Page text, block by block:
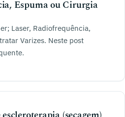
Espuma ou Cirurgia
Laser, Radiofrequência,
Varizes. Neste post